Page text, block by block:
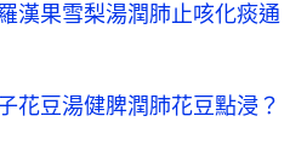
漢果雪梨湯潤肺止咳化痰通
花豆湯健脾潤肺花豆點浸？